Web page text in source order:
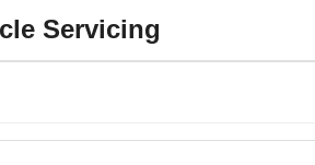
Servicing